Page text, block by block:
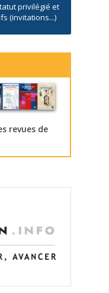
privilégié et
(invitations...)
revues de